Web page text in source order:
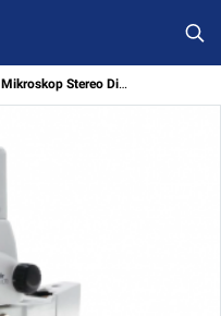
Mikroskop Stereo Digital